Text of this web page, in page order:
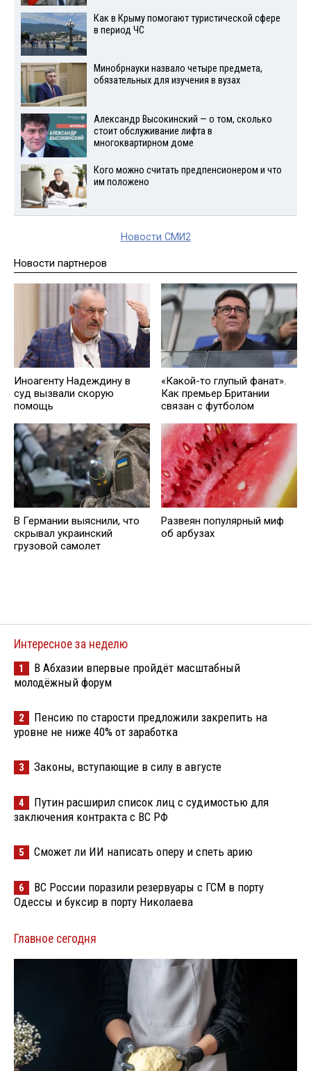
Как в Крыму помогают туристической сфере
в период ЧС
Минобрнауки назвало четыре предмета,
обязательных для изучения в вузах
Александр Высокинский — о том, сколько
стоит обслуживание лифта в
многоквартирном доме
Кого можно считать предпенсионером и что
им положено
Новости СМИ2
Новости партнеров
Иноагенту Надеждину в
суд вызвали скорую
помощь
«Какой-то глупый фанат».
Как премьер Британии
связан с футболом
В Германии выяснили, что
скрывал украинский
грузовой самолет
Развеян популярный миф
об арбузах
Интересное за неделю
1
В Абхазии впервые пройдёт масштабный
молодёжный форум
2
Пенсию по старости предложили закрепить на
уровне не ниже 40% от заработка
3 Законы, вступающие в силу в августе
4
Путин расширил список лиц с судимостью для
заключения контракта с ВС РФ
5 Сможет ли ИИ написать оперу и спеть арию
6
ВС России поразили резервуары с ГСМ в порту
Одессы и буксир в порту Николаева
Главное сегодня